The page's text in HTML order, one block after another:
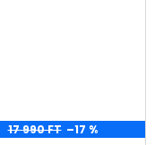
17 990 FT –17 %